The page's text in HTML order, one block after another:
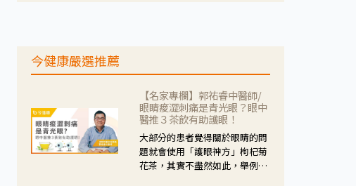
生活挑戰。
今健康嚴選推薦
【名家專欄】郭祐睿中醫師/
眼睛痠澀刺痛是青光眼？眼中
醫推３茶飲有助護眼！
大部分的患者覺得關於眼睛的問
題就會使用「護眼神方」枸杞菊
花茶，其實不盡然如此，舉例來